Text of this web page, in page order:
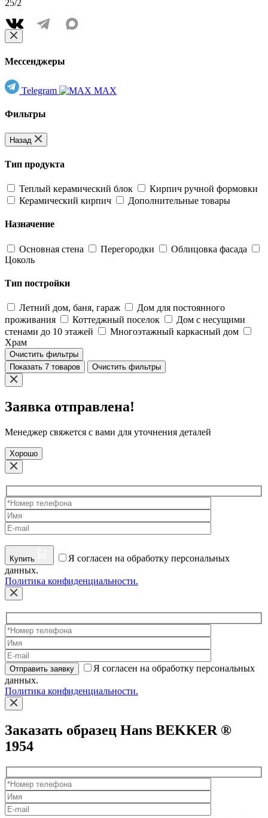
25/2
Мессенджеры
Telegram MAX
Фильтры
Назад
Тип продукта
Теплый керамический блок
Кирпич ручной формовки
Керамический кирпич
Дополнительные товары
Назначение
Основная стена Перегородки
Облицовка фасада
Цоколь
Тип постройки
Летний дом, баня, гараж
Дом для постоянного
проживания
Коттеджный поселок
Дом с несущими
стенами до 10 этажей
Многоэтажный каркасный дом
Храм
Очистить фильтры
Показать 7 товаров
Очистить фильтры
Заявка отправлена!
Менеджер свяжется с вами для уточнения деталей
Хорошо
Купить
Я согласен на обработку персональных
данных.
Политика конфиденциальности.
Отправить заявку
Я согласен на обработку персональных
данных.
Политика конфиденциальности.
Заказать образец Hans BEKKER ®
1954